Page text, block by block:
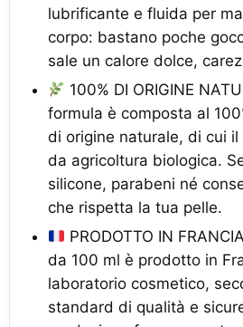
lubrificante e fluida per
corpo: bastano poche
sale un calore dolce,
100% DI ORIGINE
formula è composta al
di origine naturale, di cui il
da agricoltura biologica.
silicone, parabeni né
che rispetta la tua pelle.
PRODOTTO IN
da 100 ml è prodotto in
laboratorio cosmetico,
standard di qualità e